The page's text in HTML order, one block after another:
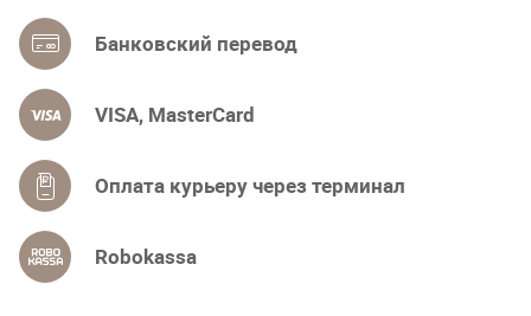
Банковский перевод
VISA, MasterCard
Оплата курьеру через терминал
Robokassa